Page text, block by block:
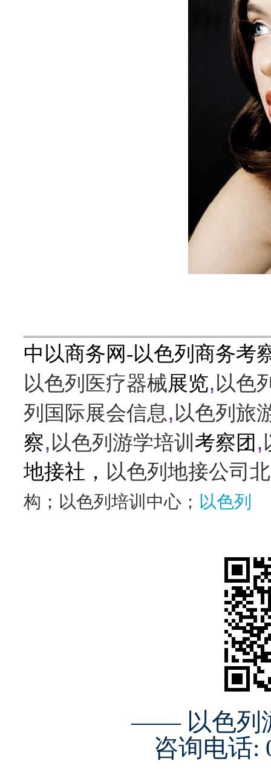
中以商务网-以色列商务考
以色列医疗器械展览, 以色
列国际展会信息, 以色列旅
察, 以色列游学培训 考察团 ,
地接社， 以色列地接公司
构 ； 以色列培训中心； 以色列
—— 以色列
咨询电话: